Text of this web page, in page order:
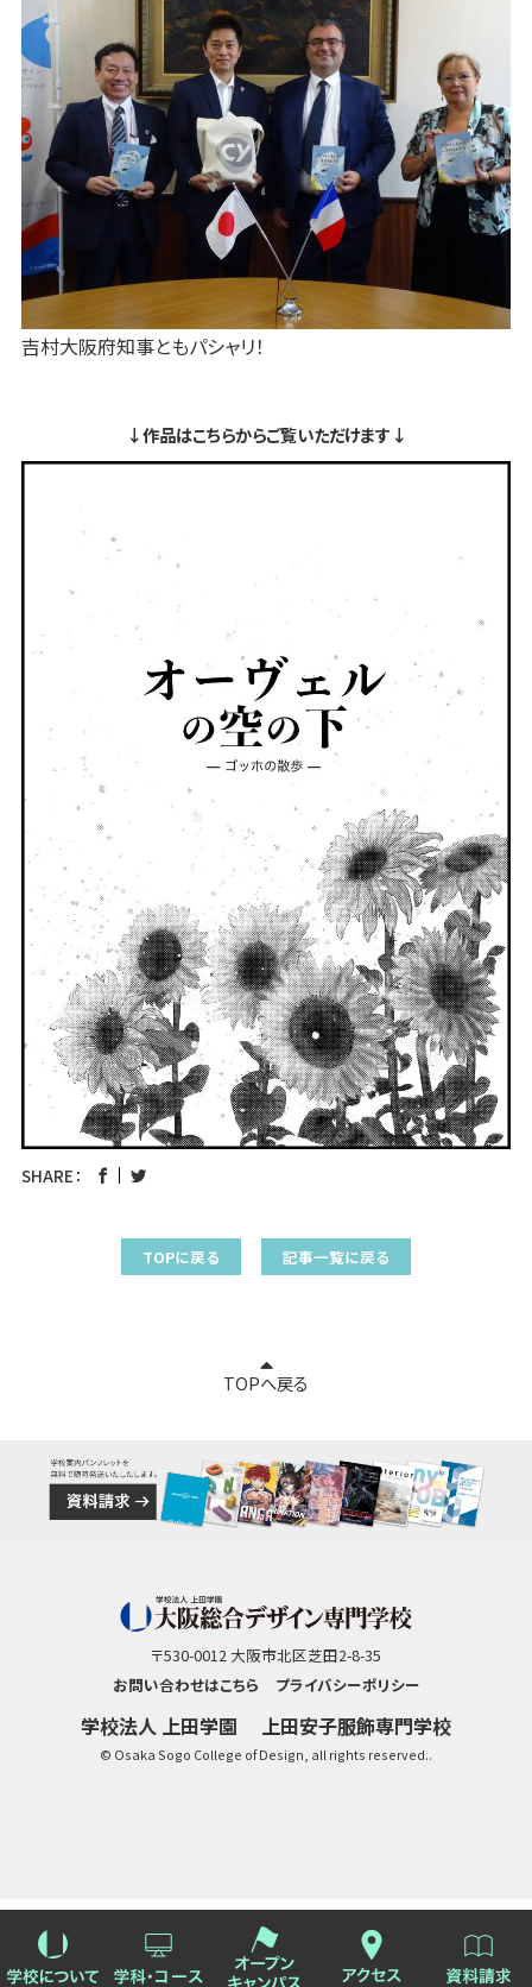
吉村大阪府知事ともパシャリ！
↓作品はこちらからご覧いただけます↓
SHARE：
TOPに戻る 記事一覧に戻る
TOPへ戻る
〒530-0012 大阪市北区芝田2-8-35
お問い合わせはこちら
プライバシーポリシー
学校法人 上田学園 上田安子服飾専門学校
© Osaka Sogo College of Design, all rights reserved..